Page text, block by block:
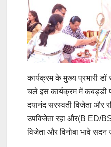
कार्यक्रम के मुख्य प्रभारी डॉ
चले इस कार्यक्रम में कबड्डी
दयानंद सरस्वती विजेता और
उपविजेता रहा और(B ED/
विजेता और विनोबा भावे सदन